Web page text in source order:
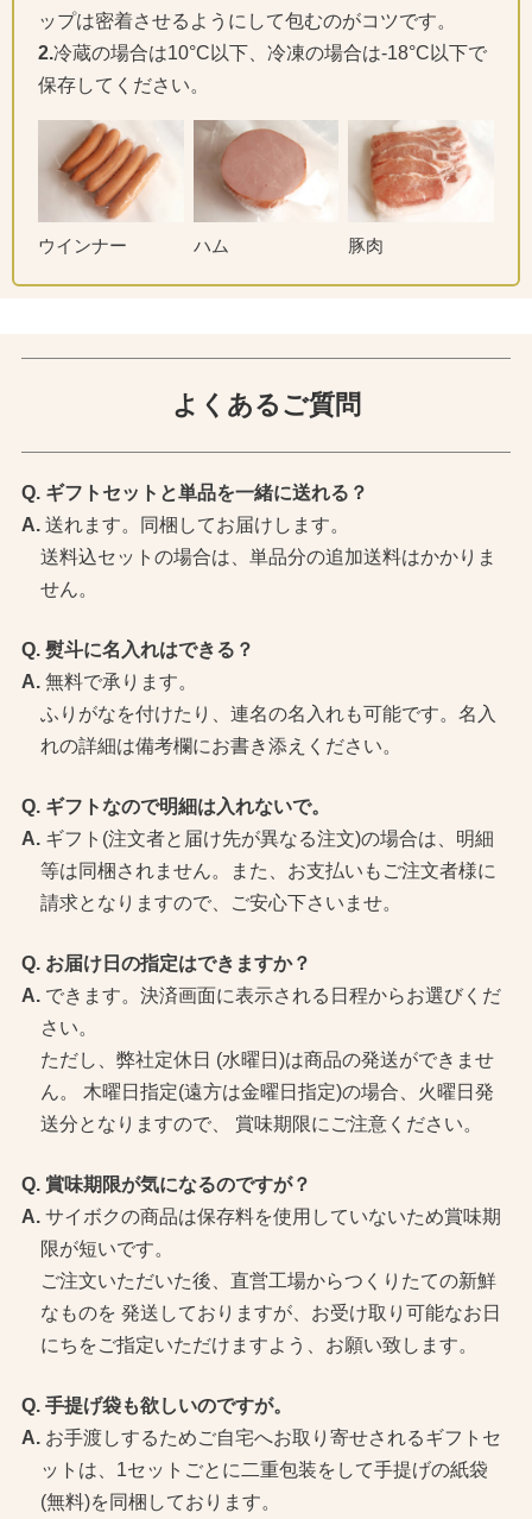
ップは密着させるようにして包むのがコツです。
2.冷蔵の場合は10°C以下、冷凍の場合は-18°C以下で
保存してください。
ウインナー ハム 豚肉
よくあるご質問
ギフトセットと単品を一緒に送れる？
送れます。同梱してお届けします。
送料込セットの場合は、単品分の追加送料はかかりま
せん。
熨斗に名入れはできる？
無料で承ります。
ふりがなを付けたり、連名の名入れも可能です。名入
れの詳細は備考欄にお書き添えください。
ギフトなので明細は入れないで。
ギフト(注文者と届け先が異なる注文)の場合は、明細
等は同梱されません。また、お支払いもご注文者様に
請求となりますので、ご安心下さいませ。
お届け日の指定はできますか？
できます。決済画面に表示される日程からお選びくだ
さい。
ただし、弊社定休日 (水曜日)は商品の発送ができませ
ん。 木曜日指定(遠方は金曜日指定)の場合、火曜日発
送分となりますので、 賞味期限にご注意ください。
賞味期限が気になるのですが？
サイボクの商品は保存料を使用していないため賞味期
限が短いです。
ご注文いただいた後、直営工場からつくりたての新鮮
なものを 発送しておりますが、お受け取り可能なお日
にちをご指定いただけますよう、お願い致します。
手提げ袋も欲しいのですが。
お手渡しするためご自宅へお取り寄せされるギフトセ
ットは、1セットごとに二重包装をして手提げの紙袋
(無料)を同梱しております。